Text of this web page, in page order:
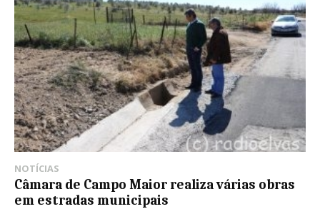
NOTÍCIAS
Câmara de Campo Maior realiza várias obras
em estradas municipais